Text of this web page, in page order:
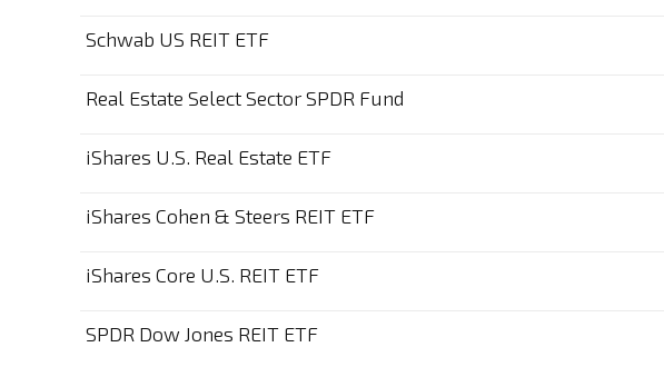
Schwab US REIT ETF
Real Estate Select Sector SPDR Fund
iShares U.S. Real Estate ETF
iShares Cohen & Steers REIT ETF
iShares Core U.S. REIT ETF
SPDR Dow Jones REIT ETF